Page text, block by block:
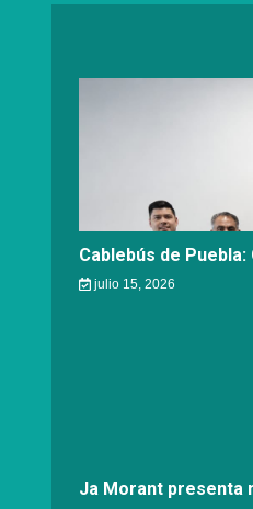
Cablebús de
julio 15, 2026
Ja Morant presenta